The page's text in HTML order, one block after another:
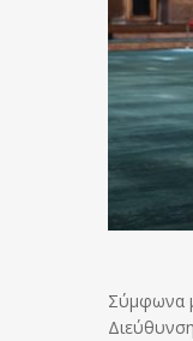
Σύμφωνα